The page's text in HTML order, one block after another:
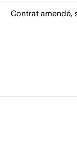
Contrat amendé,